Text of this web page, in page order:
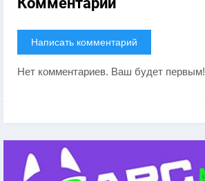
Написать комментарий
Нет комментариев. Ваш будет первым!